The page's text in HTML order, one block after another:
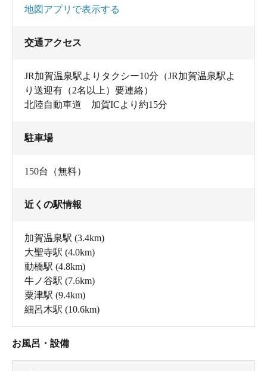
地図アプリで表示する
交通アクセス
JR加賀温泉駅よりタクシー10分（JR加賀温泉駅よ
り送迎有（2名以上）要連絡）
北陸自動車道 加賀ICより約15分
駐車場
150台（無料）
近くの駅情報
加賀温泉駅 (3.4km)
大聖寺駅 (4.0km)
動橋駅 (4.8km)
牛ノ谷駅 (7.6km)
粟津駅 (9.4km)
細呂木駅 (10.6km)
お風呂・設備